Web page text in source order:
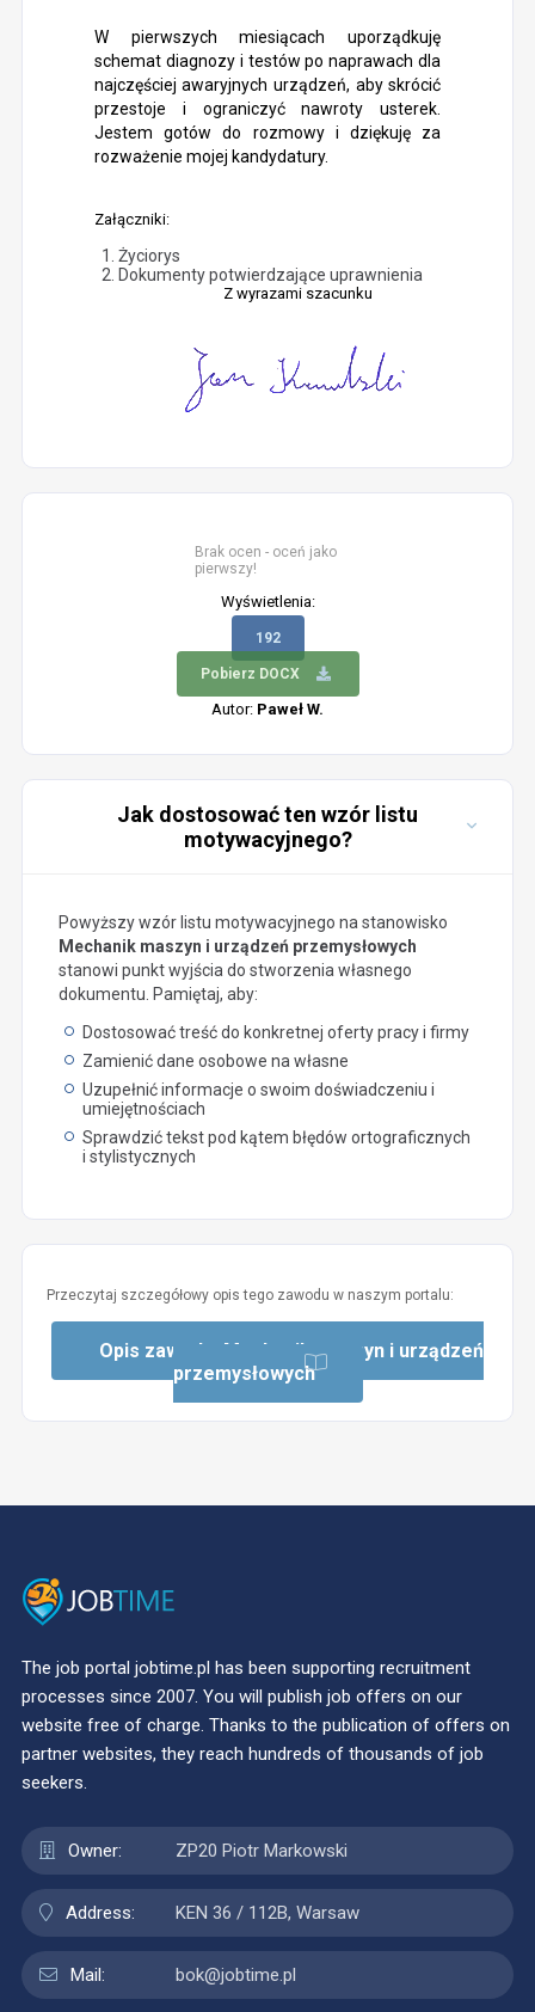
W pierwszych miesiącach uporządkuję
schemat diagnozy i testów po naprawach dla
najczęściej awaryjnych urządzeń, aby skrócić
przestoje i ograniczyć nawroty usterek.
Jestem gotów do rozmowy i dziękuję za
rozważenie mojej kandydatury.
Załączniki:
Życiorys
Dokumenty potwierdzające uprawnienia
Z wyrazami szacunku
Brak ocen - oceń jako
pierwszy!
Wyświetlenia:
192
Pobierz DOCX
Autor: Paweł W.
Jak dostosować ten wzór listu
motywacyjnego?
Powyższy wzór listu motywacyjnego na stanowisko
Mechanik maszyn i urządzeń przemysłowych
stanowi punkt wyjścia do stworzenia własnego
dokumentu. Pamiętaj, aby:
Dostosować treść do konkretnej oferty pracy i firmy
Zamienić dane osobowe na własne
Uzupełnić informacje o swoim doświadczeniu i
umiejętnościach
Sprawdzić tekst pod kątem błędów ortograficznych
i stylistycznych
Przeczytaj szczegółowy opis tego zawodu w naszym portalu:
Opis zawodu: Mechanik maszyn i urządzeń
przemysłowych
The job portal jobtime.pl has been supporting recruitment
processes since 2007. You will publish job offers on our
website free of charge. Thanks to the publication of offers on
partner websites, they reach hundreds of thousands of job
seekers.
Owner: ZP20 Piotr Markowski
Address: KEN 36 / 112B, Warsaw
Mail: bok@jobtime.pl